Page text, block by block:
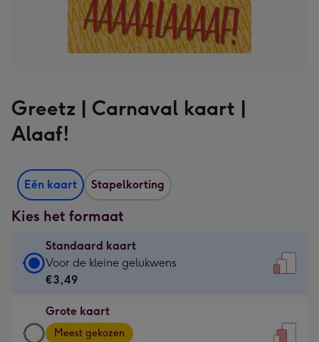
Greetz | Carnaval kaart |
Alaaf!
Eén kaart Stapelkorting
Kies het formaat
Standaard kaart
Standaard
kaart
€3,49
-
Voor de kleine gelukwens
€3,49
Grote kaart
Grote
Meest gekozen